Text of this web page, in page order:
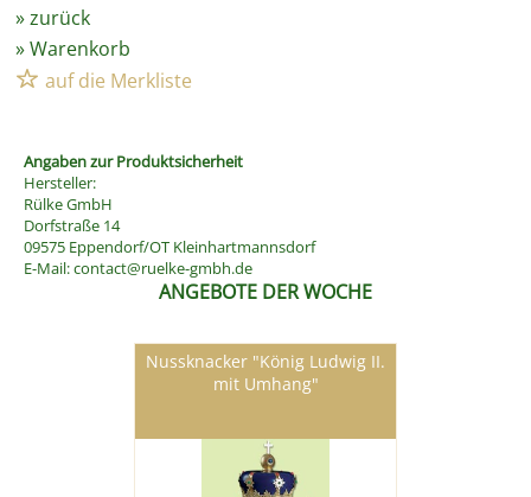
»zurück
»Warenkorb
Angaben zur Produktsicherheit
Hersteller:
Rülke GmbH
Dorfstraße 14
09575 Eppendorf/OT Kleinhartmannsdorf
E-Mail:contact@ruelke-gmbh.de
ANGEBOTE DER WOCHE
Nussknacker "König Ludwig II.
mit Umhang"